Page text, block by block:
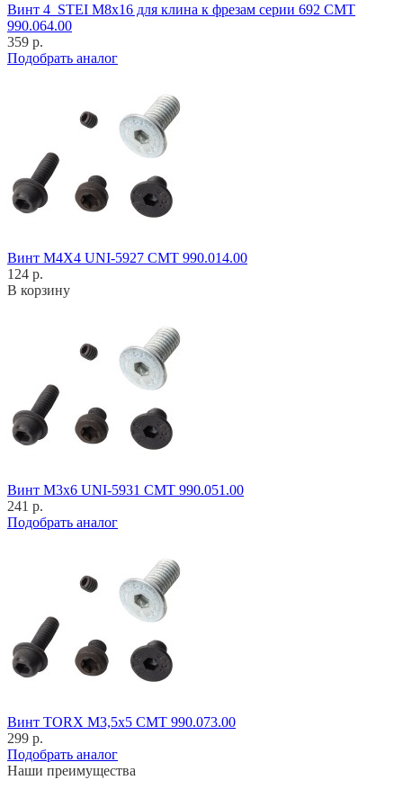
Винт 4_STEI M8x16 для клина к фрезам серии 692 CMT
990.064.00
359 р.
Подобрать аналог
Винт M4X4 UNI-5927 CMT 990.014.00
124 р.
В корзину
Винт M3x6 UNI-5931 CMT 990.051.00
241 р.
Подобрать аналог
Винт TORX M3,5x5 CMT 990.073.00
299 р.
Подобрать аналог
Наши преимущества